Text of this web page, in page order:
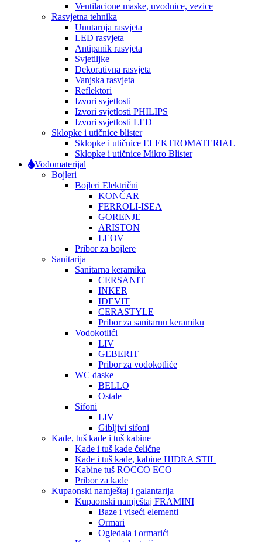
Ventilacione maske, uvodnice, vezice
Rasvjetna tehnika
Unutarnja rasvjeta
LED rasvjeta
Antipanik rasvjeta
Svjetiljke
Dekorativna rasvjeta
Vanjska rasvjeta
Reflektori
Izvori svjetlosti
Izvori svjetlosti PHILIPS
Izvori svjetlosti LED
Sklopke i utičnice blister
Sklopke i utičnice ELEKTROMATERIAL
Sklopke i utičnice Mikro Blister
Vodomaterijal
Bojleri
Bojleri Električni
KONČAR
FERROLI-ISEA
GORENJE
ARISTON
LEOV
Pribor za bojlere
Sanitarija
Sanitarna keramika
CERSANIT
INKER
IDEVIT
CERASTYLE
Pribor za sanitarnu keramiku
Vodokotlići
LIV
GEBERIT
Pribor za vodokotliće
WC daske
BELLO
Ostale
Sifoni
LIV
Gibljivi sifoni
Kade, tuš kade i tuš kabine
Kade i tuš kade čelične
Kade i tuš kade, kabine HIDRA STIL
Kabine tuš ROCCO ECO
Pribor za kade
Kupaonski namještaj i galantarija
Kupaonski namještaj FRAMINI
Baze i viseći elementi
Ormari
Ogledala i ormarići